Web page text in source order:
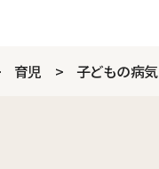
育児 子どもの病